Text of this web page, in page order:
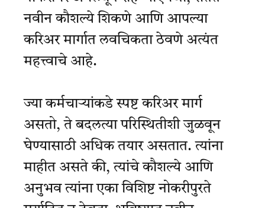
नवीन कौशल्ये शिकणे आणि आपल्या
करिअर मार्गात लवचिकता ठेवणे अत्यंत
महत्त्वाचे आहे.
ज्या कर्मचाऱ्यांकडे स्पष्ट करिअर मार्ग
असतो, ते बदलत्या परिस्थितीशी जुळवून
घेण्यासाठी अधिक तयार असतात. त्यांना
माहीत असते की, त्यांचे कौशल्ये आणि
अनुभव त्यांना एका विशिष्ट नोकरीपुरते